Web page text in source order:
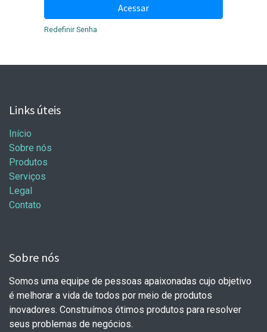
Acessar
Redefinir Senha
Links úteis
Início
Sobre nós
Produtos
Serviços
Legal
Contato
Sobre nós
Somos uma equipe de pessoas apaixonadas cujo objetivo
é melhorar a vida de todos por meio de produtos
inovadores. Construímos ótimos produtos para resolver
seus problemas de negócios.